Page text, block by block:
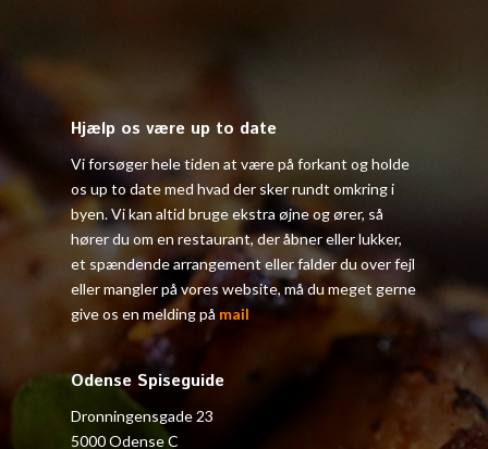
Hjælp os være up to date
Vi forsøger hele tiden at være på forkant og holde
os up to date med hvad der sker rundt omkring i
byen. Vi kan altid bruge ekstra øjne og ører, så
hører du om en restaurant, der åbner eller lukker,
et spændende arrangement eller falder du over fejl
eller mangler på vores website, må du meget gerne
give os en melding på mail
Odense Spiseguide
Dronningensgade 23
5000 Odense C